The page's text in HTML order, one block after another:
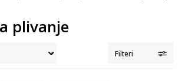
plivanje
Filteri